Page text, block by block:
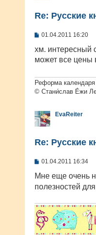
Re: Русские
С
о
щ
и
е
01.04.2011 16:20
хм. интересный
может все
Реформа
© Стани́слав Е́жи
EvaReiter
Re: Русские
С
о
щ
н
и
е
01.04.2011 16:34
Мне еще очень
полезностей